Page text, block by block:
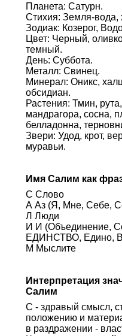
Планета: Сатурн.
Стихия: Земля-вода,
Зодиак: Козерог,
Цвет: Черный,
темный.
День: Суббота.
Металл: Свинец.
Минерал: Оникс,
обсидиан.
Растения: Тмин,
мандрагора, сосна,
белладонна,
Звери: Удод, крот,
муравьи.
Имя Салим как
С Слово
А Аз (Я, Мне, Себе,
Л Люди
И И (Объединение,
ЕДИНСТВО, Едино,
М Мыслите
Интерпретация
Салим
С - здравый смысл,
положению и
в раздражении -